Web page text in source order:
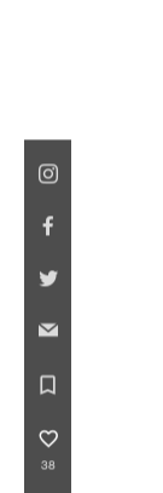
bookmark_border
favorite_border
38